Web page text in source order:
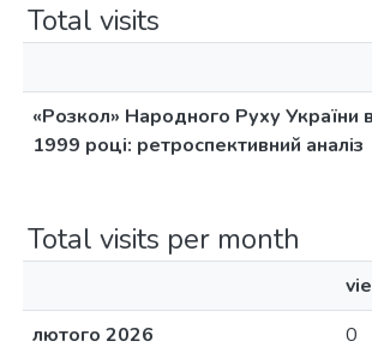
Total visits
«Розкол» Народного Руху України в
1999 році: ретроспективний аналіз
Total visits per month
лютого 2026
0